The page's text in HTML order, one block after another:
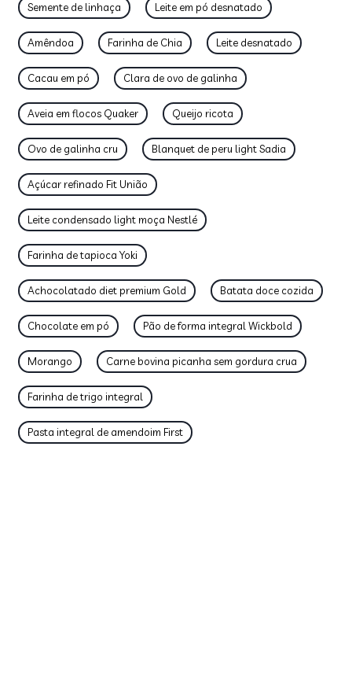
Semente de linhaça Leite em pó desnatado
Amêndoa Farinha de Chia Leite desnatado
Cacau em pó Clara de ovo de galinha
Aveia em flocos Quaker Queijo ricota
Ovo de galinha cru Blanquet de peru light Sadia
Açúcar refinado Fit União
Leite condensado light moça Nestlé
Farinha de tapioca Yoki
Achocolatado diet premium Gold Batata doce cozida
Chocolate em pó Pão de forma integral Wickbold
Morango Carne bovina picanha sem gordura crua
Farinha de trigo integral
Pasta integral de amendoim First